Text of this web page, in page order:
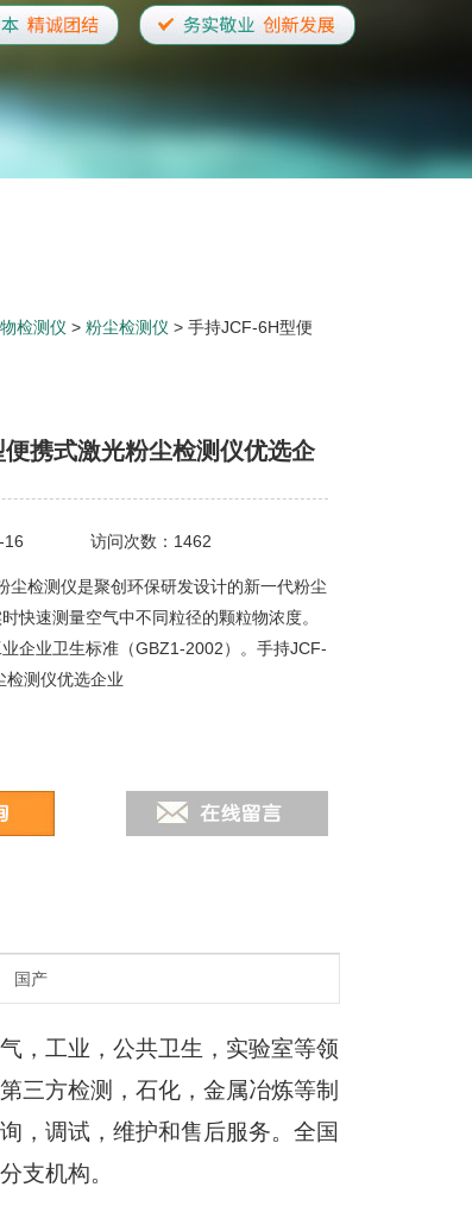
检测仪 > 粉尘检测仪 > 手持JCF-6H型便
携式激光粉尘检测仪优选企
16 访问次数：1462
尘检测仪是聚创环保研发设计的新一代粉尘
快速测量空气中不同粒径的颗粒物浓度。
企业卫生标准（GBZ1-2002）。手持JCF-
检测仪优选企业
国产
，工业，公共卫生，实验室等领
三方检测，石化，金属冶炼等制
，调试，维护和售后服务。全国
支机构。